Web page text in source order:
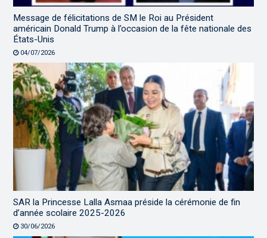
Message de félicitations de SM le Roi au Président
américain Donald Trump à l’occasion de la fête nationale des
États-Unis
04/07/2026
SAR la Princesse Lalla Asmaa préside la cérémonie de fin
d’année scolaire 2025-2026
30/06/2026